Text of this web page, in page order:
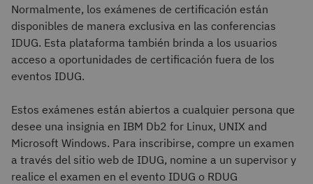
Normalmente, los exámenes de certificación están
disponibles de manera exclusiva en las conferencias
IDUG. Esta plataforma también brinda a los usuarios
acceso a oportunidades de certificación fuera de los
eventos IDUG.
Estos exámenes están abiertos a cualquier persona que
desee una insignia en IBM Db2 for Linux, UNIX and
Microsoft Windows. Para inscribirse, compre un examen
a través del sitio web de IDUG, nomine a un supervisor y
realice el examen en el evento IDUG o RDUG